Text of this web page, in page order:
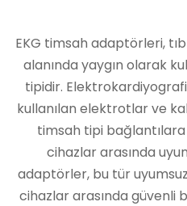
EKG timsah adaptörleri,
alanında yaygın olarak
tipidir.
kullanılan elektrotlar ve
timsah tipi
cihazlar arasında
adaptörler, bu tür
cihazlar arasında güvenli